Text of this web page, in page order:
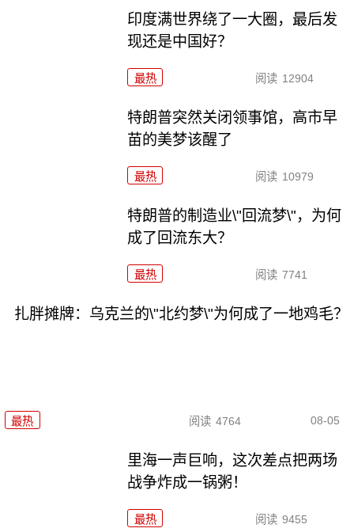
印度满世界绕了一大圈，最后发
现还是中国好？
最热 阅读 12904
特朗普突然关闭领事馆，高市早
苗的美梦该醒了
最热 阅读 10979
特朗普的制造业\"回流梦\"，为何
成了回流东大？
最热 阅读 7741
扎胖摊牌：乌克兰的\"北约梦\"为何成了一地鸡毛？
最热 阅读 4764 08-05
里海一声巨响，这次差点把两场
战争炸成一锅粥！
最热 阅读 9455